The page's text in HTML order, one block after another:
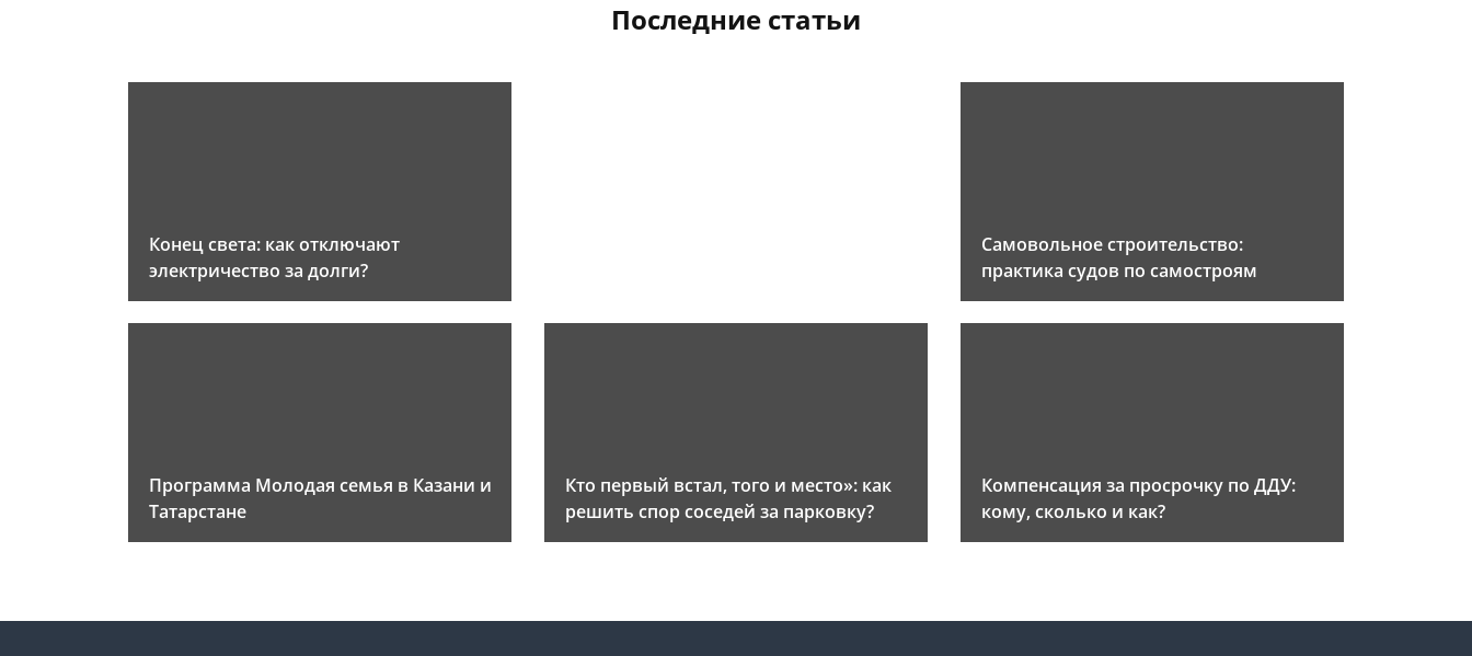
Последние статьи
Конец света: как отключают
электричество за долги?
Самовольное строительство:
практика судов по самостроям
Программа Молодая семья в Казани и
Татарстане
Кто первый встал, того и место»: как
решить спор соседей за парковку?
Компенсация за просрочку по ДДУ:
кому, сколько и как?